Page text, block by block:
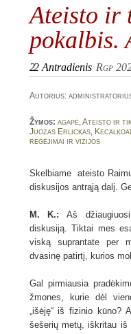
Ateisto ir
pokalbis.
22 Antradienis Rgp
Autorius:
Žymos: agapė,Ateisto ir
Juozas Erlickas,
regėjimai ir vizijos
Skelbiame ateisto
diskusijos antrąją dalį.
M. K.:Aš
diskusiją. Tiktai mes
viską suprantate per
dvasinę patirtį, kurios
Gal pirmiausia
žmones, kurie dėl
„išėję“ iš fizinio kūno?
šešerių metų, iškritau